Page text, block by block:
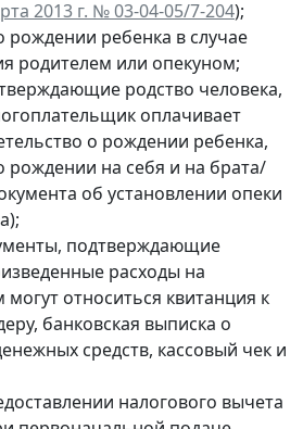
2013 г. № 03-04-05/7-204);
рождении ребенка в случае
родителем или опекуном;
родство человека,
оплачивает
о рождении ребенка,
рождении на себя и на брата/
об установлении опеки
подтверждающие
расходы на
относиться квитанция к
банковская выписка о
средств, кассовый чек и
налогового вычета